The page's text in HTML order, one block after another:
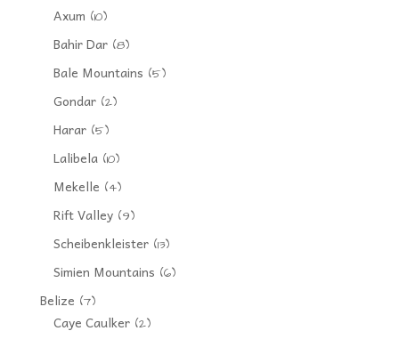
Axum (10)
Bahir Dar(8)
Bale Mountains (5)
Gondar(2)
Harar(5)
Lalibela(10)
Mekelle (4)
Rift Valley(9)
Scheibenkleister(13)
Simien Mountains (6)
Belize (7)
Caye Caulker(2)